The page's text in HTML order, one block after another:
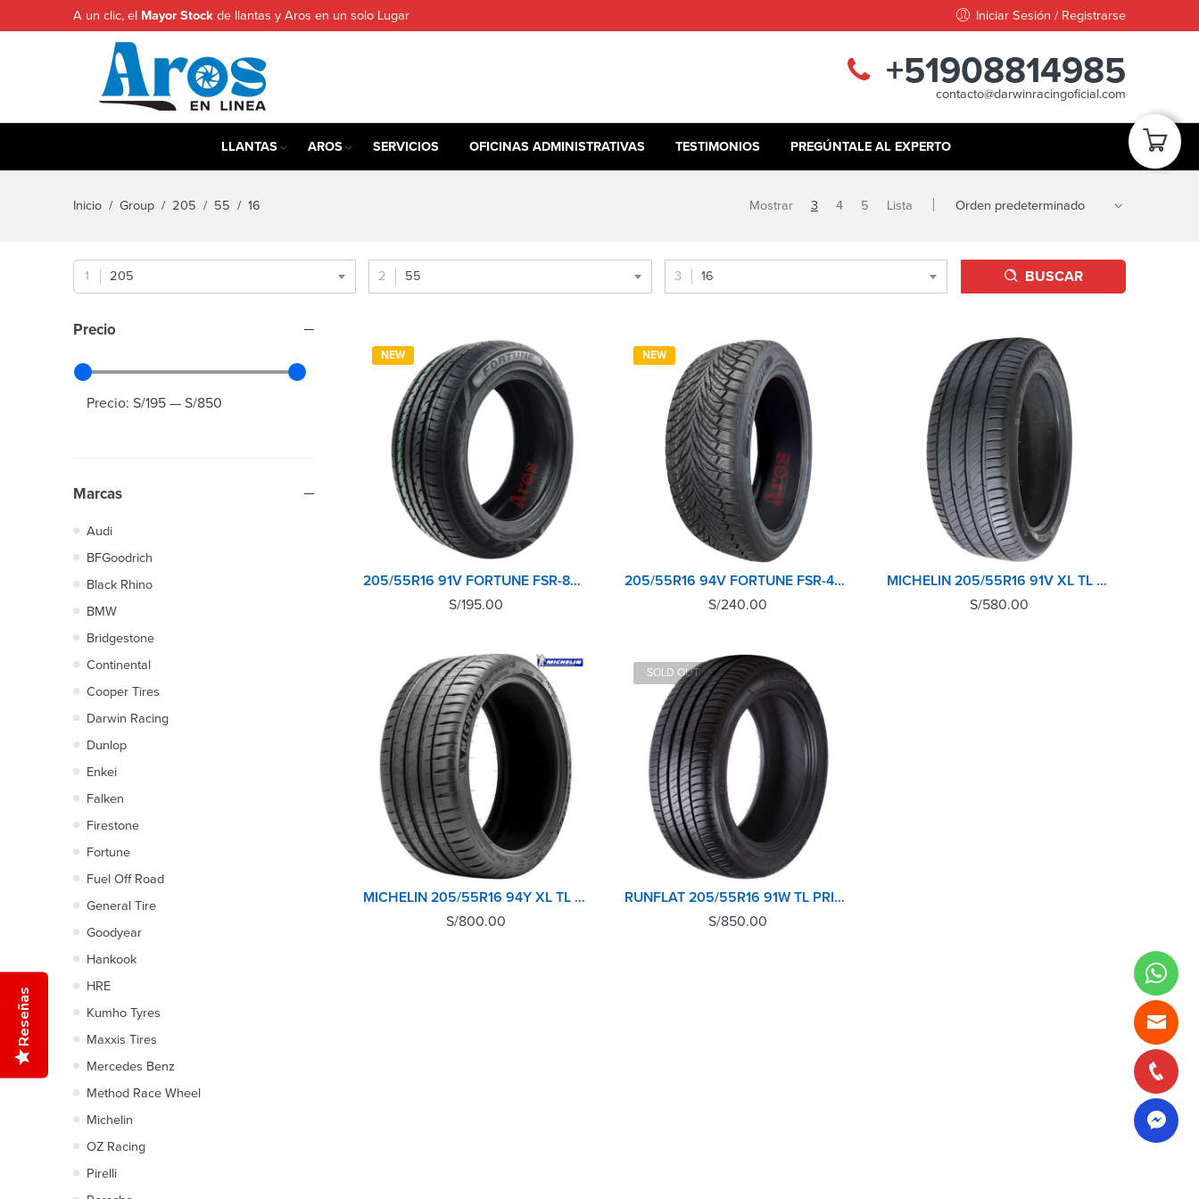
A un clic, el Mayor Stock de llantas y Aros en un solo Lugar Iniciar Sesión / Registrarse
+51908814985
contacto@darwinracingoficial.com
LLANTAS AROS SERVICIOS OFICINAS ADMINISTRATIVAS TESTIMONIOS PREGÚNTALE AL EXPERTO
Inicio / Group / 205 / 55 / 16 Mostrar 3 4 5 Lista
205 55 16 BUSCAR
NEW
205/55R16 91V FORTUNE FSR-802 TL
S/195.00
NEW
205/55R16 94V FORTUNE FSR-401 FITCLIME TL
S/240.00
MICHELIN 205/55R16 91V XL TL PRIMACY 4+
S/580.00
MICHELIN 205/55R16 94Y XL TL PILOT SPORT 4
S/800.00
SOLD OUT
RUNFLAT 205/55R16 91W TL PRIMACY 3 GRNX MICHELIN
S/850.00
Precio
Precio: S/195 — S/850
Marcas
Audi
BFGoodrich
Black Rhino
BMW
Bridgestone
Continental
Cooper Tires
Darwin Racing
Dunlop
Enkei
Falken
Firestone
Fortune
Fuel Off Road
General Tire
Goodyear
Hankook
HRE
Kumho Tyres
Maxxis Tires
Mercedes Benz
Method Race Wheel
Michelin
OZ Racing
Pirelli
Reseñas